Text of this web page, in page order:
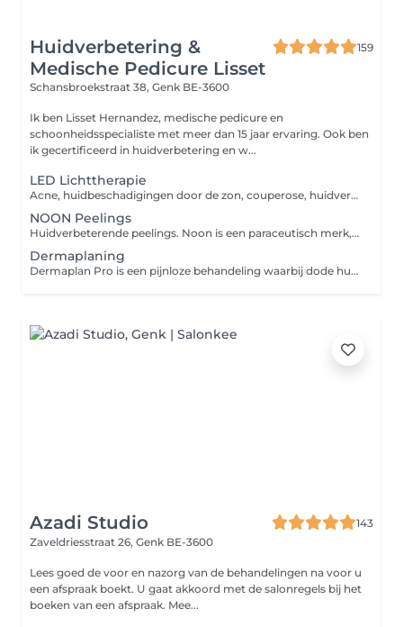
Huidverbetering &
Medische Pedicure Lisset
159
Schansbroekstraat 38, Genk BE-3600
Ik ben Lisset Hernandez, medische pedicure en
schoonheidsspecialiste met meer dan 15 jaar ervaring. Ook ben
ik gecertificeerd in huidverbetering en w...
LED Lichttherapie
Acne, huidbeschadigingen door de zon, couperose, huidveroudering, pigmentvlekken en een vochtarme huid. Dit zijn allemaal aandoeningen die kunnen worden verminderd met LED-LICHT. Deze behandeling is een aanrader voor iedereen! Wat doet de led-licht voor mijn huid? De infrarood lichttherapie zorgt voor herstellende energie, verbeterde doorbloeding, productie van collageen en elastine en stimulatie van de celstofwisseling.
NOON Peelings
Huidverbeterende peelings. Noon is een paraceutisch merk, dwz dat de concentraties werkstoffen hoger zijn dan de dermaceutische merken tot nu toe. Paraceutisch bevindt zich juist onder het farmaceutische, waarvoor medische voorschriften nodig zijn. Noon bevat dus hoge concentraties actieve ingrediënten ( bv retinol, melkzuur,), maar zonder irritatie te veroorzaken. Hoe kan dit nu? Wel door het innovatieve DermShield. Deze werkt op onze type C nociceptoren, waardoor er geen typerende bijwerkingen zoals roodheden en irritaties ontstaan. Hierdoor is het mogelijk om de beste en meest effectieve huidverbeteringsproducten ter wereld te maken. INDRUKWEKKENDE RESULTATEN NOON geeft indrukwekkende resultaten bij: huidveroudering acne hyperpigmentatie, vlekkerigheid en zonneschade eczeem en andere huidproblemen Deze behandeling kan je combineren met Mesotherapie
Dermaplaning
Dermaplan Pro is een pijnloze behandeling waarbij dode huidcellen en donsharen worden verwijderd met chirurgisch steriel mesje. Meteen na je behandeling heb je een zachte, stralende en frisse uitstraling en je huid krijgt een natuurlijke GLOW en wordt ontvankelijker voor de opname van de werkstoffen. Een vaak gestelde vraag is of de haartjes niet stugger en/of vermeerderen. Neen absoluut niet, vellusharen zit niet vast aan een talgkliertje. Ze blijven donshaartjes. Deze behandeling wordt STANDAARD uitgevoerd met een Intraceuticals maar alle combinaties zijn mogelijk. Aqua Derm, mesotherapie,peelings
Azadi Studio
143
Zaveldriesstraat 26, Genk BE-3600
Lees goed de voor en nazorg van de behandelingen na voor u
een afspraak boekt. U gaat akkoord met de salonregels bij het
boeken van een afspraak. Mee...